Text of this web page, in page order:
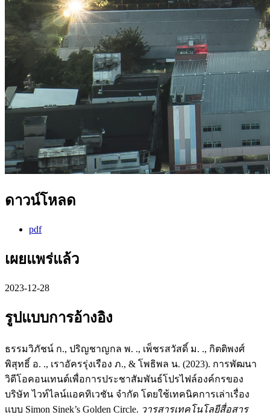
ดาวน์โหลด
pdf
เผยแพร่แล้ว
2023-12-28
รูปแบบการอ้างอิง
ธรรมวิภัชน์ ก., ปริญชาญกล พ. ., เพ็ชรสวัสดิ์ ม. ., กิตติพงศ์
พิสุทธิ์ อ. ., เราอัครรุ่งเรือง ภ., & โพธิพล น. (2023). การพัฒนา
วิดีโอคอนเทนต์เพื่อการประชาสัมพันธ์โปรไฟล์องค์กรของ
บริษัท ไวท์ไลน์แอคทิเวชัน จำกัด โดยใช้เทคนิคการเล่าเรื่อง
เเบบ Simon Sinek’s Golden Circle. วารสารเทคโนโลยีสื่อสาร